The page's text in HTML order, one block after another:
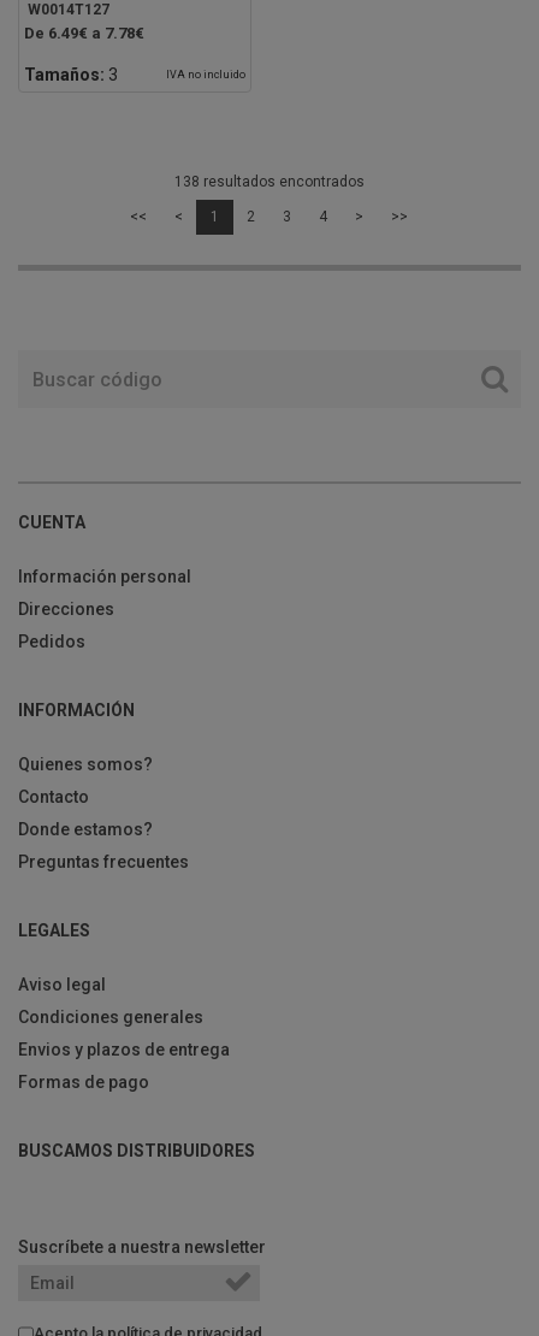
W0014T127
De 6.49€ a 7.78€
Tamaños: 3 IVA no incluido
138 resultados encontrados
<< < 1 2 3 4 > >>
CUENTA
Información personal
Direcciones
Pedidos
INFORMACIÓN
Quienes somos?
Contacto
Donde estamos?
Preguntas frecuentes
LEGALES
Aviso legal
Condiciones generales
Envios y plazos de entrega
Formas de pago
BUSCAMOS DISTRIBUIDORES
Suscríbete a nuestra newsletter